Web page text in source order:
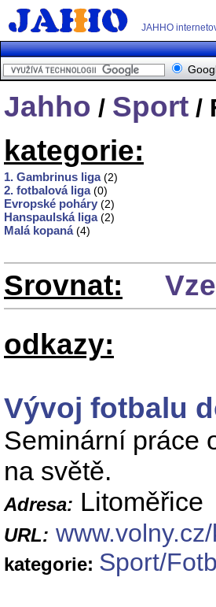
JAHHO
Jahho / Sport /
kategorie:
1. Gambrinus liga(2)
2. fotbalová liga(0)
Evropské poháry (2)
Hanspaulská liga(2)
Malá kopaná(4)
Srovnat:
odkazy:
Vývoj fotbalu
Seminární práce
na světě.
Adresa: Litoměřice
URL:
kategorie: Sport/